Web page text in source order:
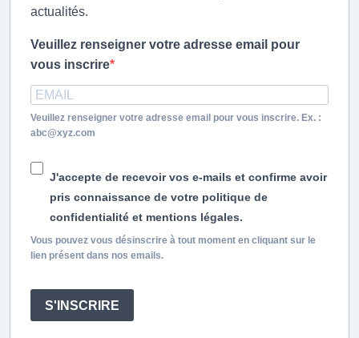
actualités.
Veuillez renseigner votre adresse email pour
vous inscrire
Veuillez renseigner votre adresse email pour vous inscrire. Ex. :
abc@xyz.com
J'accepte de recevoir vos e-mails et confirme avoir
pris connaissance de votre politique de
confidentialité et mentions légales.
Vous pouvez vous désinscrire à tout moment en cliquant sur le
lien présent dans nos emails.
S'INSCRIRE